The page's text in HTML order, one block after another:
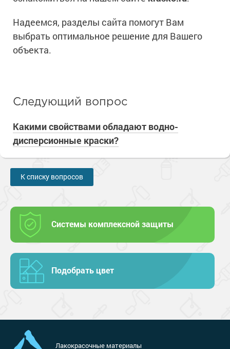
Надеемся, разделы сайта помогут Вам
выбрать оптимальное решение для Вашего
объекта.
Следующий вопрос
Какими свойствами обладают водно-
дисперсионные краски?
К списку вопросов
Системы комплексной защиты
Подобрать цвет
Лакокрасочные материалы